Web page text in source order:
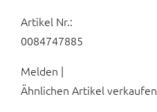
Artikel Nr.:
0084747885
Melden |
Ähnlichen Artikel verkaufen